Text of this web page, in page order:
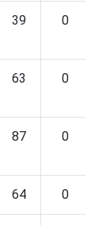
39 0
63 0
87 0
64 0